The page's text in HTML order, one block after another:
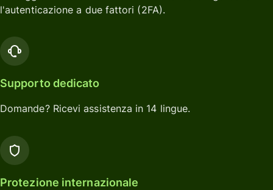
l'autenticazione a due fattori (2FA).
Supporto dedicato
Domande? Ricevi assistenza in 14 lingue.
Protezione internazionale